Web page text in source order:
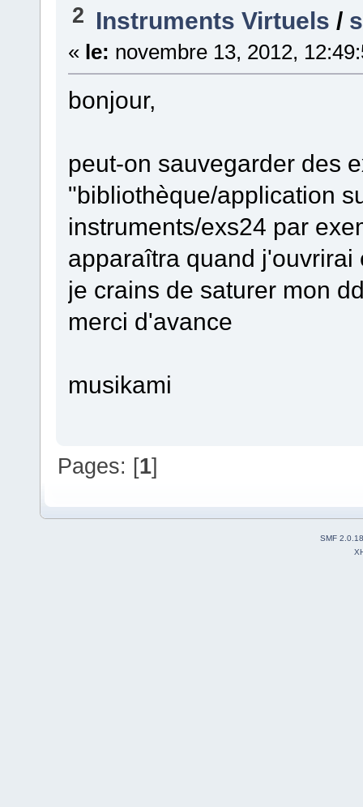
2 Instruments Virtuels /
« le: novembre 13, 2012,
bonjour,
peut-on sauvegarder des
"bibliothèque/application
instruments/exs24 par
apparaîtra quand
je crains de saturer mon
merci d'avance
musikami
Pages: [1]
SMF 2.0.18